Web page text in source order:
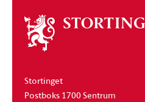
Om
stortinget
Stortinget
Postboks 1700 Sentrum